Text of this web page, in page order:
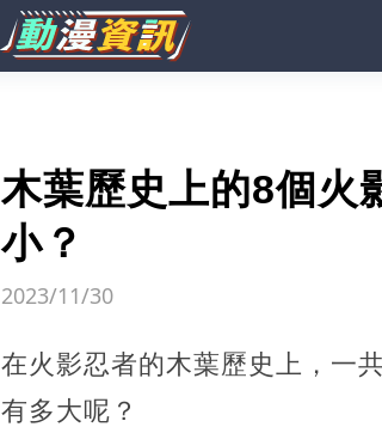
木葉歷史上的8個火
小？
2023/11/30
在火影忍者的木葉歷史上，一
有多大呢？